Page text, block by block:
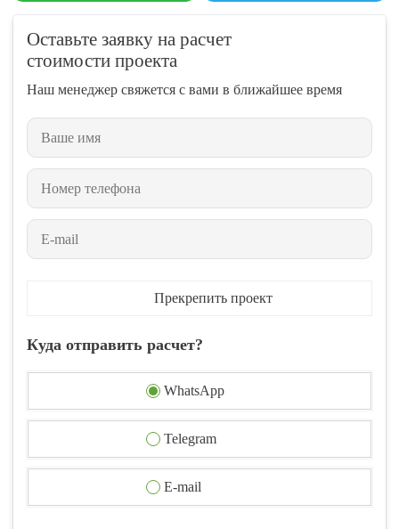
Оставьте заявку на расчет
стоимости проекта
Наш менеджер свяжется с вами в ближайшее время
Прекрепить проект
Куда отправить расчет?
WhatsApp
Telegram
E-mail